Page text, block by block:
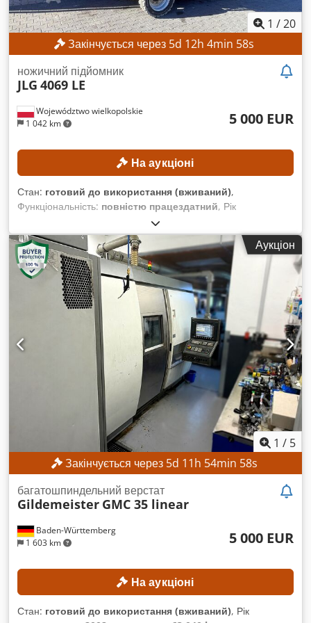
1 /20
Закінчується через 5d 12h 4min 56s
Województwo wielkopolskie
1 042 km
ножичний підйомник
JLG 4069 LE
5 000 EUR
На аукціоні
Стан: готовий до використання (вживаний),
Функціональність: повністю працездатний, Рік
, мотогодини:
транспортного засобу:0200245029, робоча висота:14 000
мм, ТЕХНІЧНІ ХАРАКТЕРИСТИКИ Робоча висота: 14 м
Привід: 4 × 4 ХАРАКТЕРИСТИКИ ОБЛАДНАННЯ
Вантажопідйомність платформи: макс. 360 кг Кількість осіб:
макс. 2 Допустиме корисне навантаження: макс. 200 кг
Ручне зусилля: макс. 400 Н Швидкість вітру: макс. 12,5 м/с
Напрацьовані години: 387 год. КОМПЛЕКТАЦІЯ Зарядний
пристрій Crjdpfx Acjzrgxzsdsf Зовнішній ідентифікатор:
SL15850SP
Аукціон
1 / 5
Закінчується через 5d 11h 54min 56s
Baden-Württemberg
1 603 km
багатошпиндельний верстат
Gildemeister GMC 35 linear
5 000 EUR
На аукціоні
Стан: готовий до використання (вживаний), Рік